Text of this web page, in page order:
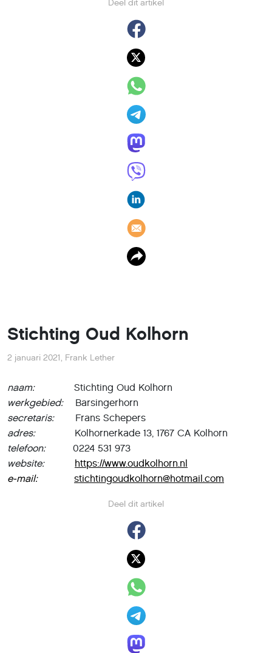
Deel dit artikel
Stichting Oud Kolhorn
Deel dit artikel
2 januari 2021, Frank Lether
naam:Stichting Oud Kolhorn
werkgebied:Barsingerhorn
secretaris:Frans Schepers
adres:Kolhornerkade 13, 1767 CA Kolhorn
telefoon:0224 531 973
website:
https://www.oudkolhorn.nl
e-mail:
stichtingoudkolhorn@hotmail.com